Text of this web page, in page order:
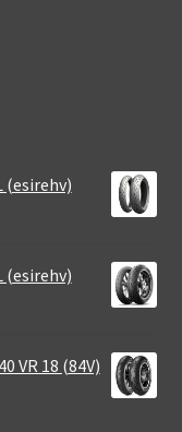
(esirehv)
(esirehv)
VR 18 (84V)